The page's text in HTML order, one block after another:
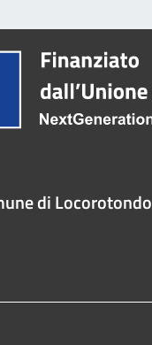
di Locorotondo